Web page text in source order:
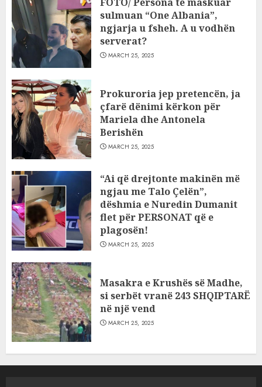
sulmuan “One Albania”,
ngjarja u fsheh. A u vodhën
serverat?
MARCH 25, 2025
Prokuroria jep pretencën, ja
çfarë dënimi kërkon për
Mariela dhe Antonela
Berishën
MARCH 25, 2025
“Ai që drejtonte makinën më
ngjau me Talo Çelën”,
dëshmia e Nuredin Dumanit
flet për PERSONAT që e
plagosën!
MARCH 25, 2025
Masakra e Krushës së Madhe,
si serbët vranë 243 SHQIPTARË
në një vend
MARCH 25, 2025